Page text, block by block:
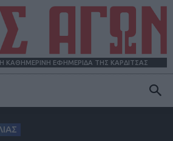
ΚΑΘΗΜΕΡΙΝΗ ΕΦΗΜΕΡΙΔΑ ΤΗΣ ΚΑΡΔΙΤΣΑΣ